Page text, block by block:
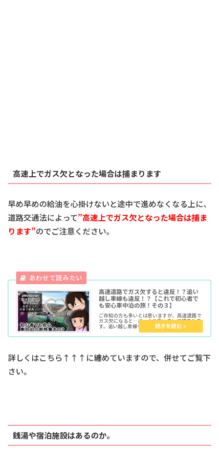
高速上でガス欠となった場合は捕まります
早め早めの給油を心掛けないと途中で進めなくなる上に、
道路交通法によって”高速上でガス欠となった場合は捕ま
ります”のでご注意ください。
高速道路でガス欠すると違反！？追い
越し車線も違反！？【これで初心者で
も安心車中泊の旅！その３】
ご存知の方も多いとは思いますが、高速道路で
ガス欠になると…ざっくり言いまして捕まりま
す。追い越し車線もトンネル内無灯火も同様。
今回はその点について法律でのソース文を元に
分析してみたいと思います。
詳しくはこちら↑↑↑に纏めていますので、併せてご覧下
さい。
銭湯や宿泊施設はあるのか。